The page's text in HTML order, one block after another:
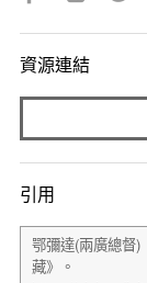
資源連結
引用